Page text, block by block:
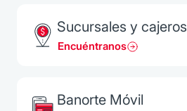
Sucursales y cajeros
Encuéntranos
Banorte Móvil